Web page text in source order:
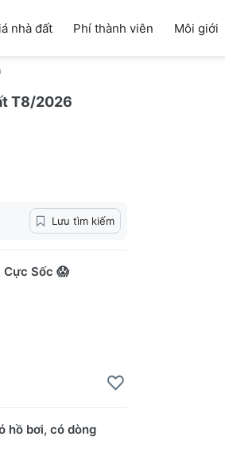
nhà đất Phí thành viên Môi giới
T8/2026
Lưu tìm kiếm
Cực Sốc 😱
hồ bơi, có dòng